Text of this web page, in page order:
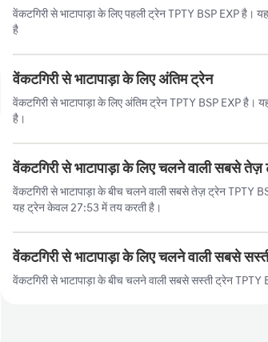
वेंकटगिरी से भाटापाड़ा के लिए पहली ट्रेन TPTY BSP EXP है।
है
वेंकटगिरी से भाटापाड़ा के लिए अंतिम ट्रेन
वेंकटगिरी से भाटापाड़ा के लिए अंतिम ट्रेन TPTY BSP EXP
है।
वेंकटगिरी से भाटापाड़ा के लिए चलने वाली सबसे तेज़
वेंकटगिरी से भाटापाड़ा के बीच चलने वाली सबसे तेज़ ट्रेन TPTY
यह ट्रेन केवल 27:53 में तय करती है।
वेंकटगिरी से भाटापाड़ा के लिए चलने वाली सबसे
वेंकटगिरी से भाटापाड़ा के बीच चलने वाली सबसे सस्ती ट्रेन